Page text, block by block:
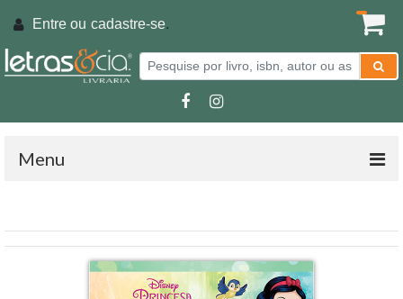
Entre ou cadastre-se.
Menu